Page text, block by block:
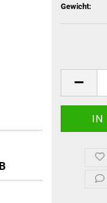
Gewicht: